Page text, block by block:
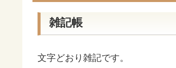
雑記帳
文字どおり雑記です。